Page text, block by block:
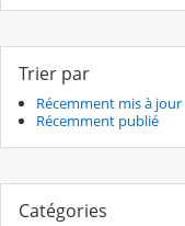
Trier par
Récemment mis à jour
Récemment publié
Catégories